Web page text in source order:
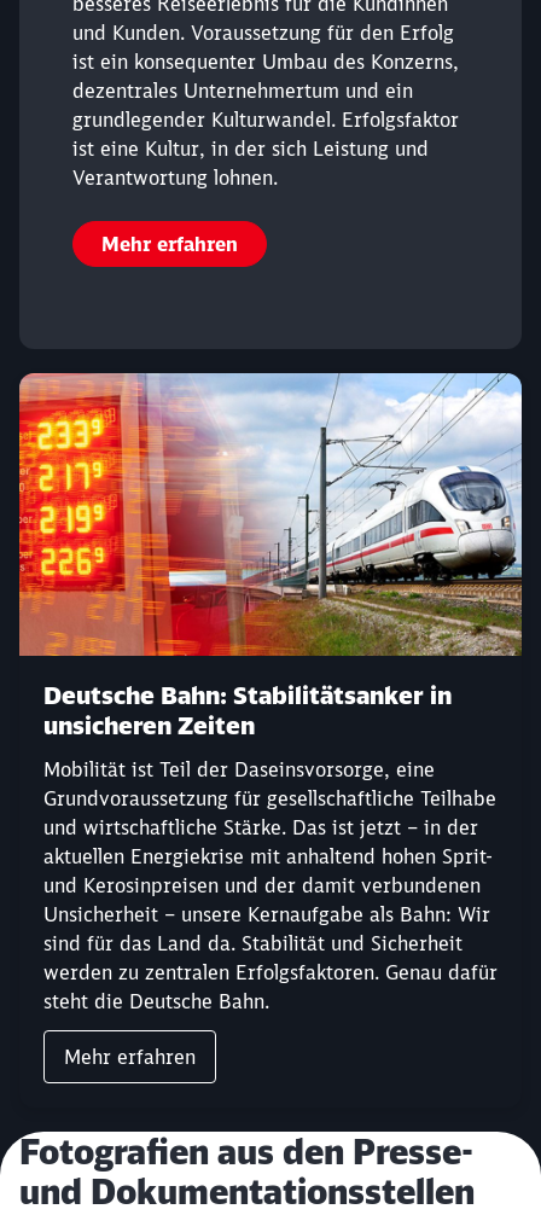
und Kunden. Voraussetzung für den Erfolg
ist ein konsequenter Umbau des Konzerns,
dezentrales Unternehmertum und ein
grundlegender Kulturwandel. Erfolgsfaktor
ist eine Kultur, in der sich Leistung und
Verantwortung lohnen.
Mehr erfahren
Deutsche Bahn: Stabilitätsanker in
unsicheren Zeiten
Mobilität ist Teil der Daseinsvorsorge, eine
Grundvoraussetzung für gesellschaftliche Teilhabe
und wirtschaftliche Stärke. Das ist jetzt – in der
aktuellen Energiekrise mit anhaltend hohen Sprit-
und Kerosinpreisen und der damit verbundenen
Unsicherheit – unsere Kernaufgabe als Bahn: Wir
sind für das Land da. Stabilität und Sicherheit
werden zu zentralen Erfolgsfaktoren. Genau dafür
steht die Deutsche Bahn.
Mehr erfahren
Artikel:
Fotografien aus den Presse-
und Dokumentationsstellen
Schließen
Möchten Sie zuweitergeleitet
werden?
Abbrechen Weiter